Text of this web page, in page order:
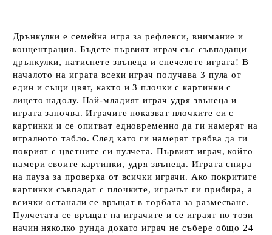
Дрънкулки е семейна игра за рефлекси, внимание и
концентрация. Бъдете първият играч със съвпадащи
дрънкулки, натиснете звънеца и спечелете играта! В
началото на играта всеки играч получава 3 пула от
един и същи цвят, както и 3 плочки с картинки с
лицето надолу. Най-младият играч удря звънеца и
играта започва. Играчите показват плочките си с
картинки и се опитват едновременно да ги намерят на
игралното табло. След като ги намерят трябва да ги
покрият с цветните си пулчета. Първият играч, който
намери своите картинки, удря звънеца. Играта спира
на пауза за проверка от всички играчи. Ако покритите
картинки съвпадат с плочките, играчът ги прибира, а
всички останали се връщат в торбата за размесване.
Пулчетата се връщат на играчите и се играят по този
начин няколко рунда докато играч не събере общо 24